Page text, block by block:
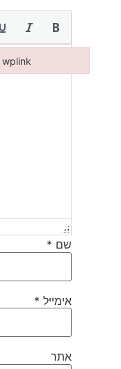
שם *
אימייל *
אתר